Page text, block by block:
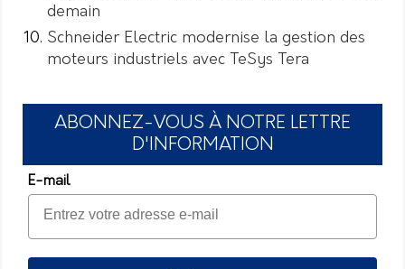
demain
Schneider Electric modernise la gestion des
moteurs industriels avec TeSys Tera
ABONNEZ-VOUS À NOTRE LETTRE
D'INFORMATION
E-mail